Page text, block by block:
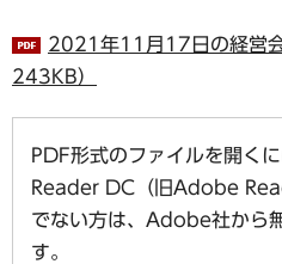
2021年11月17日の経営
243KB）
PDF形式のファイルを開
Reader DC（旧Adobe
でない方は、Adobe社から
す。